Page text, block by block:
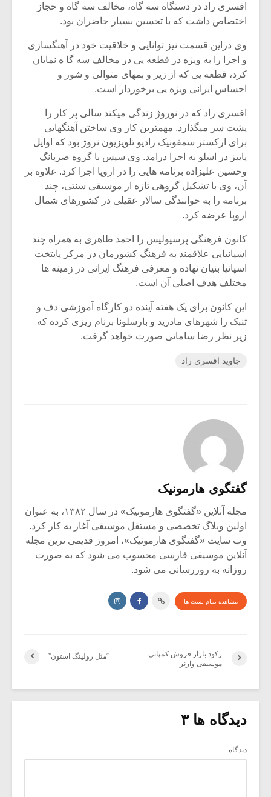
افسری راد در دستگاه سه گاه، مخالف سه گاه و حجاز
اختصاص داشت که با تحسین بسیار حاضران بود.
وی دراین قسمت نیز توانایی و خلاقیت خود در آهنگسازی
و اجرا را به ویژه در قطعه یی در مخالف سه گا ه نمایان
کرد، قطعه یی که از زیر و بمهای متوالی و شور و
احساس ایرانی ویژه یی برخوردار است.
افسری راد که در نوروژ زندگی میکند سالی پر کار را
پشت سر میگذارد. مهمترین کار وی ساختن آهنگهایی
برای ارکستر سمفونیک رادیو تلویزیون نروژ بود که اوایل
پاییز در اسلو به اجرا درامد. وی سپس با گروه ضربانگ
وحسین علیزاده برنامه هایی را در اروپا اجرا کرد. علاوه بر
آن، وی با تشکیل گروهی تازه از موسیقی سنتی، چند
برنامه را به خوانندگی سالار عقیلی در کشورهای شمال
اروپا عرضه کرد.
کانون فرهنگی پرسپولیس را احمد طاهری به همراه چند
اسپانیایی علاقمند به فرهنگ کشورمان در مرکز پایتخت
اسپانیا بنیان نهاده و معرفی فرهنگ ایرانی در زمینه ها
مختلف هدف اصلی آن است.
این کانون برای یک هفته آینده دو کارگاه آموزشی دف و
تنبک را شهرهای مادرید و بارسلونا برنام ریزی کرده که
زیر نظر رضا سامانی صورت خواهد گرفت.
جاوید افسری راد
گفتگوی هارمونیک
مجله آنلاین «گفتگوی هارمونیک» در سال ۱۳۸۲، به عنوان
اولین وبلاگ تخصصی و مستقل موسیقی آغاز به کار کرد.
وب سایت «گفتگوی هارمونیک»، امروز قدیمی ترین مجله
آنلاین موسیقی فارسی محسوب می شود که به صورت
روزانه به روزرسانی می شود.
مشاهده تمام پست ها
“مثل رولینگ استون”
رکود بازار فروش کمپانی
موسیقی وارنر
دیدگاه ها ۳
دیدگاه